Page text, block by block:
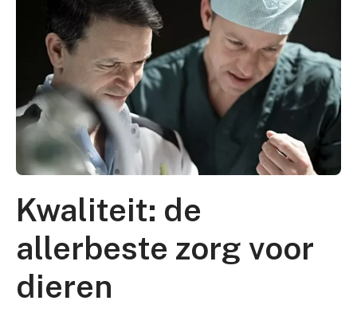
Kwaliteit: de
allerbeste zorg voor
dieren